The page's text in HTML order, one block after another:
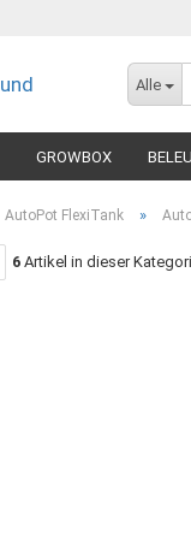
Alle
GROWBOX
AutoPot FlexiTank »
6 Artikel in dieser